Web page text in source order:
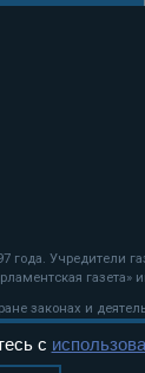
года.
газета»
законах и
с